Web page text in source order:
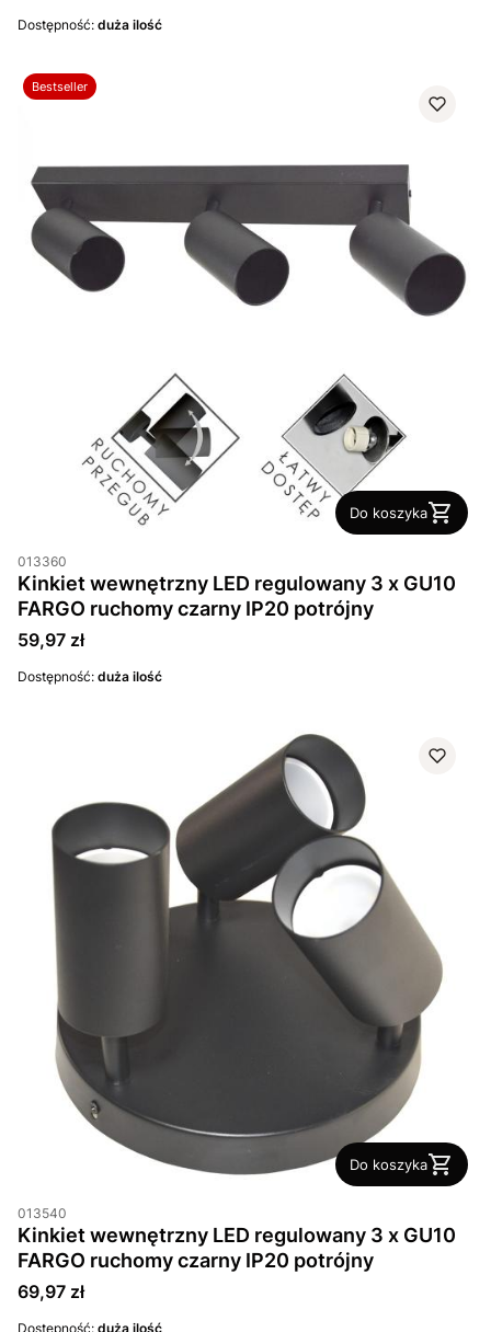
Dostępność: duża ilość
Bestseller
Do koszyka
013360
Kinkiet wewnętrzny LED regulowany 3 x GU10
FARGO ruchomy czarny IP20 potrójny
Cena
59,97 zł
Dostępność: duża ilość
Do koszyka
013540
Kinkiet wewnętrzny LED regulowany 3 x GU10
FARGO ruchomy czarny IP20 potrójny
Cena
69,97 zł
Dostępność: duża ilość